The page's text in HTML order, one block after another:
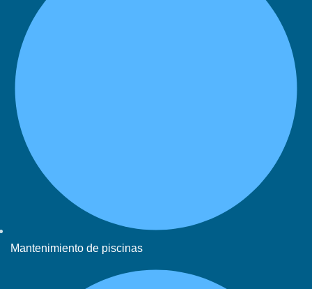
Mantenimiento de piscinas